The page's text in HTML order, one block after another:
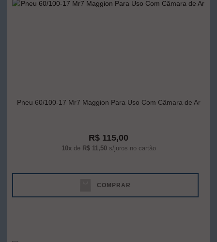
Pneu 60/100-17 Mr7 Maggion Para Uso Com Câmara de Ar
R$ 115,00
10xde R$ 11,50s/juros no cartão
COMPRAR